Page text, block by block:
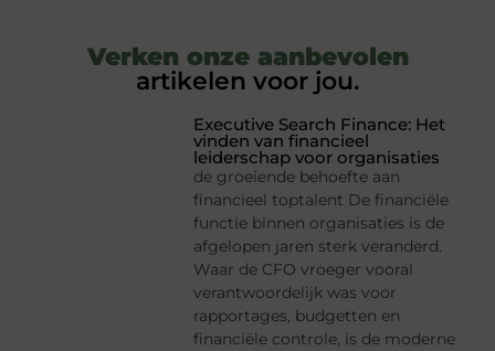
Verken onze aanbevolen
artikelen voor jou.
Executive Search Finance: Het
vinden van financieel
leiderschap voor organisaties
de groeiende behoefte aan
financieel toptalent De financiële
functie binnen organisaties is de
afgelopen jaren sterk veranderd.
Waar de CFO vroeger vooral
verantwoordelijk was voor
rapportages, budgetten en
financiële controle, is de moderne